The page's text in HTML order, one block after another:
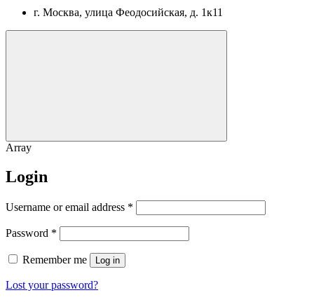
г. Москва, ​улица Феодосийская, д. 1к11
Array
Login
Username or email address *
Password *
Remember me Log in
Lost your password?